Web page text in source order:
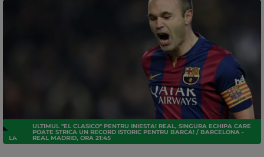
LA LIGA
ULTIMUL "EL CLASICO" PENTRU INIESTA! REAL, SINGURA ECHIPA CARE
POATE STRICA UN RECORD ISTORIC PENTRU BARCA! / BARCELONA -
REAL MADRID, ORA 21:45